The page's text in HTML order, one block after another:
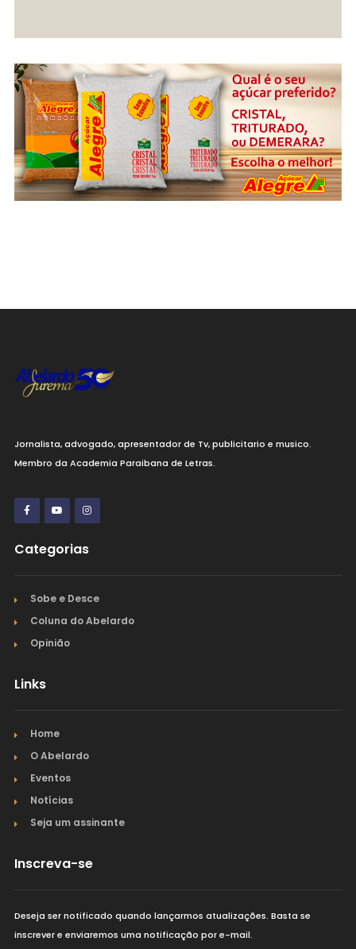
Jornalista, advogado, apresentador de Tv, publicitario e musico.
Membro da Academia Paraibana de Letras.
Categorias
Sobe e Desce
Coluna do Abelardo
Opinião
Links
Home
O Abelardo
Eventos
Notícias
Seja um assinante
Inscreva-se
Deseja ser notificado quando lançarmos atualizações. Basta se
inscrever e enviaremos uma notificação por e-mail.